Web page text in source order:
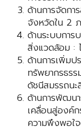
ด้านการจัดก
จังหวัดใน 2
ด้านระบบการ
สิ่งแวดล้อม :
ด้านการเพิ่มป
ทรัพยากรธร
ดัชนีสมรรถน
ด้านการพัฒนา
เคลื่อนสู่องค์
ความพึงพอใ